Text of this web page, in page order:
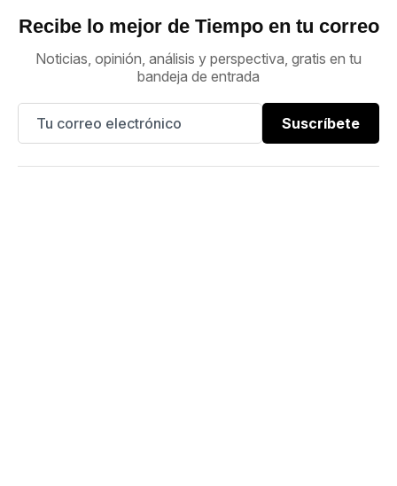
Recibe lo mejor de Tiempo en tu correo
Noticias, opinión, análisis y perspectiva, gratis en tu
bandeja de entrada
Suscríbete